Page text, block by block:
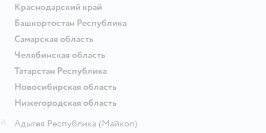
Краснодарский край
Башкортостан Республика
Самарская область
Челябинская область
Татарстан Республика
Новосибирская область
Нижегородская область
Адыгея Республика (Майкоп)